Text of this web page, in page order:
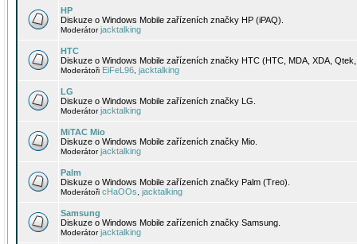
HP
Diskuze o Windows Mobile zařízeních značky HP (iPAQ).
Moderátorjacktalking
HTC
Diskuze o Windows Mobile zařízeních značky HTC (HTC, MDA, XDA,
Moderátoři EiFeL96 jacktalking
LG
Diskuze o Windows Mobile zařízeních značky LG.
Moderátorjacktalking
MiTAC Mio
Diskuze o Windows Mobile zařízeních značky Mio.
Moderátorjacktalking
Palm
Diskuze o Windows Mobile zařízeních značky Palm (Treo).
Moderátoři cHaOOs jacktalking
Samsung
Diskuze o Windows Mobile zařízeních značky Samsung.
Moderátorjacktalking